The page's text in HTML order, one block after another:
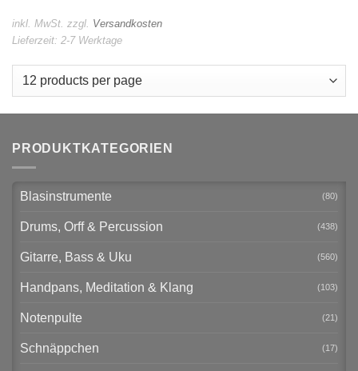
inkl. MwSt. zzgl. Versandkosten
Lieferzeit: 2-7 Werktage
PRODUKTKATEGORIEN
Blasinstrumente (80)
Drums, Orff & Percussion (438)
Gitarre, Bass & Uku (560)
Handpans, Meditation & Klang (103)
Notenpulte (21)
Schnäppchen (17)